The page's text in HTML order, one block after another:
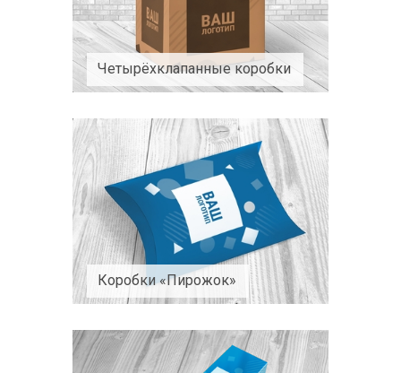
Четырёхклапанные коробки
Коробки «Пирожок»